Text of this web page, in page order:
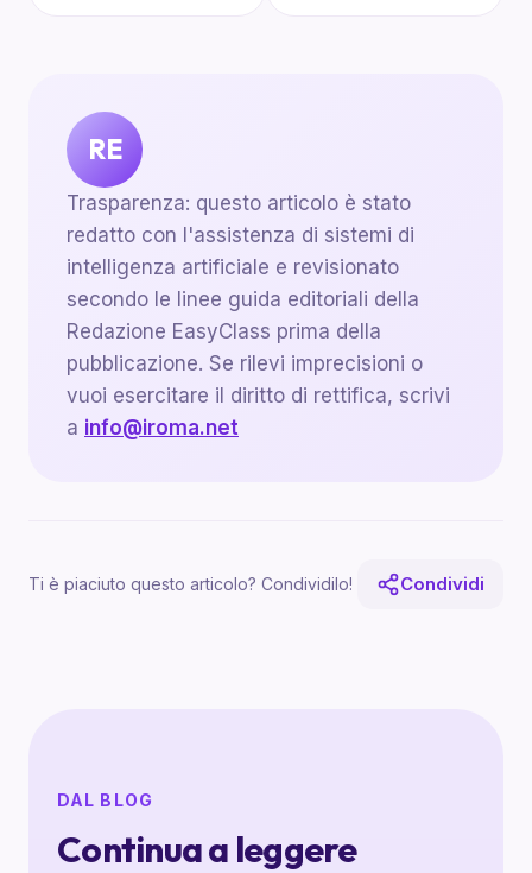
RE
Trasparenza: questo articolo è stato
redatto con l'assistenza di sistemi di
intelligenza artificiale e revisionato
secondo le linee guida editoriali della
Redazione EasyClass prima della
pubblicazione. Se rilevi imprecisioni o
vuoi esercitare il diritto di rettifica, scrivi
a info@iroma.net
Ti è piaciuto questo articolo? Condividilo! Condividi
DAL BLOG
Continua a leggere